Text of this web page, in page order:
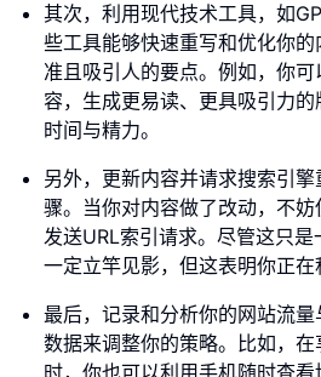
其次，利用现代技术工具，如
些工具能够快速重写和优化你
准且吸引人的要点。例如，你
容，生成更易读、更具吸引力
时间与精力。
另外，更新内容并请求搜索引
骤。当你对内容做了改动，不
发送URL索引请求。尽管这只
一定立竿见影，但这表明你正在
最后，记录和分析你的网站流
数据来调整你的策略。比如，
时，你也可以利用手机随时查